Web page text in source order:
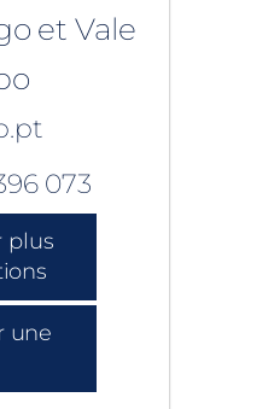
et Vale
073
plus
une